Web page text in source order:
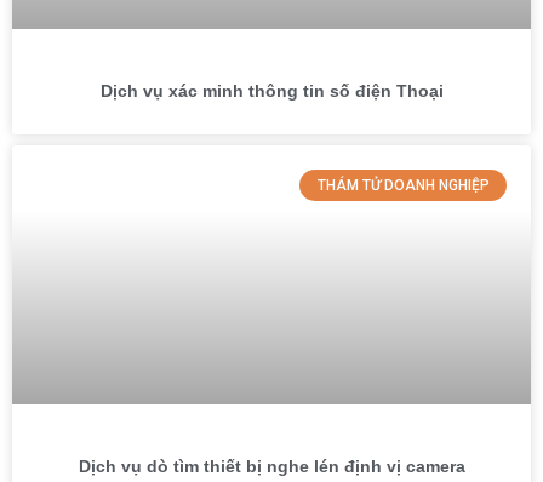
Dịch vụ xác minh thông tin số điện Thoại
THÁM TỬ DOANH NGHIỆP
Dịch vụ dò tìm thiết bị nghe lén định vị camera